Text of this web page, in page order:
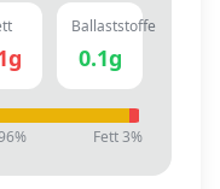
g
Ballaststoffe
0.1g
% Fett3%